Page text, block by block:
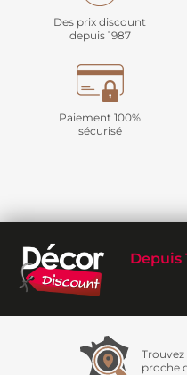
Des prix discount
depuis 1987
Paiement 100%
sécurisé
Depuis
Trouvez
proche